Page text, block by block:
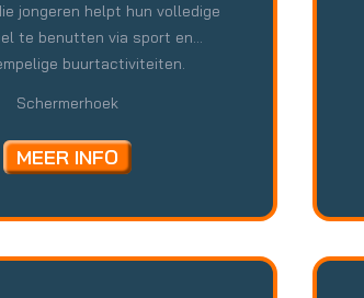
jongeren helpt hun volledige
te benutten via sport en
buurtactiviteiten.
Schermerhoek
MEER INFO